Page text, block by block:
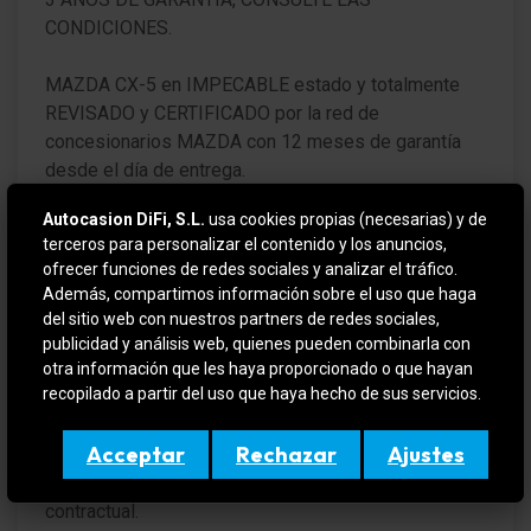
Regulación del alcance de las luces
Intermitente en Retrovisor exterior integrad.
Luces antiniebla LED
Encendido automático de luces
Asistente a la conducción: Reconocimiento de
señales de tráfico (TSR)
Pilotos traseros LED
Pilotos traseros cristal transparente
Freno de emergencia-luz intermitente (ESS)
3. Luces de freno
CONDICIONES.
MAZDA CX-5 en IMPECABLE estado y totalmente
REVISADO y CERTIFICADO por la red de
concesionarios MAZDA con 12 meses de garantía
desde el día de entrega.
VEHICULO EN OFERTA SI SE FINANCIA
Para más información contactar por teléfono o e-mail
o si quiere verlo y probarlo sin compromiso en (
DIFIMOLINS / DIFIGIRONA ). Amplio stock en
constante renovación, aceptamos su vehículo como
forma de pago.
Este anuncio no es vinculante, puede contener
errores, se muestra a titulo informativo y no
contractual.
Autocasion DiFi, S.L. usa cookies propias (necesarias) y de
terceros para personalizar el contenido y los anuncios,
ofrecer funciones de redes sociales y analizar el tráfico.
Además, compartimos información sobre el uso que haga
del sitio web con nuestros partners de redes sociales,
publicidad y análisis web, quienes pueden combinarla con
otra información que les haya proporcionado o que hayan
recopilado a partir del uso que haya hecho de sus servicios.
Acceptar Rechazar Ajustes